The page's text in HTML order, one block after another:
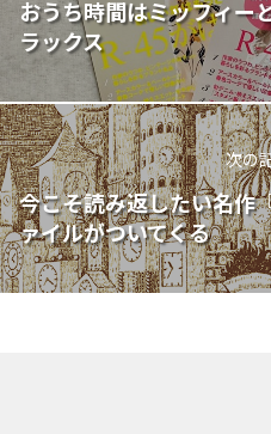
おうち時間はミッフィー
ラックス
次の
今こそ読み返したい名作
ァイルがついてくる